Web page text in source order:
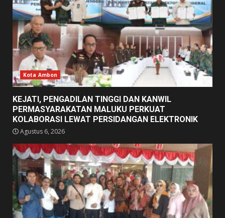
Kota Ambon
KEJATI, PENGADILAN TINGGI DAN KANWIL
PERMASYARAKATAN MALUKU PERKUAT
KOLABORASI LEWAT PERSIDANGAN ELEKTRONIK
Agustus 6, 2026